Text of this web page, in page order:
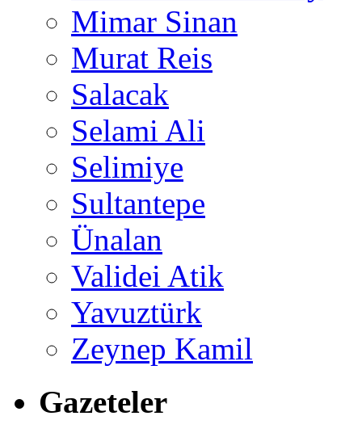
Mimar Sinan
Murat Reis
Salacak
Selami Ali
Selimiye
Sultantepe
Ünalan
Validei Atik
Yavuztürk
Zeynep Kamil
Gazeteler